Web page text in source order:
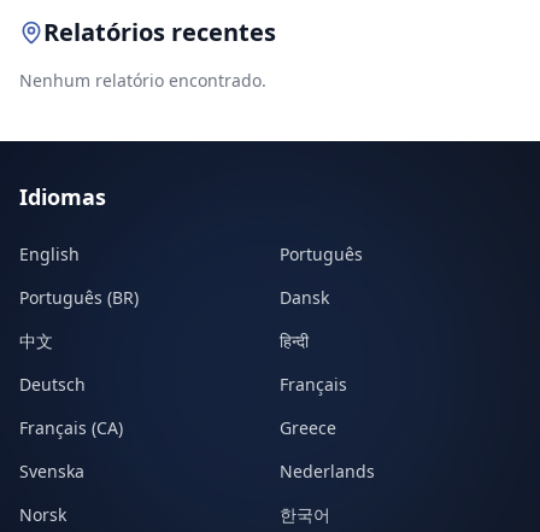
Relatórios recentes
Nenhum relatório encontrado.
Idiomas
English
Português
Português (BR)
Dansk
中文
हिन्दी
Deutsch
Français
Français (CA)
Greece
Svenska
Nederlands
Norsk
한국어